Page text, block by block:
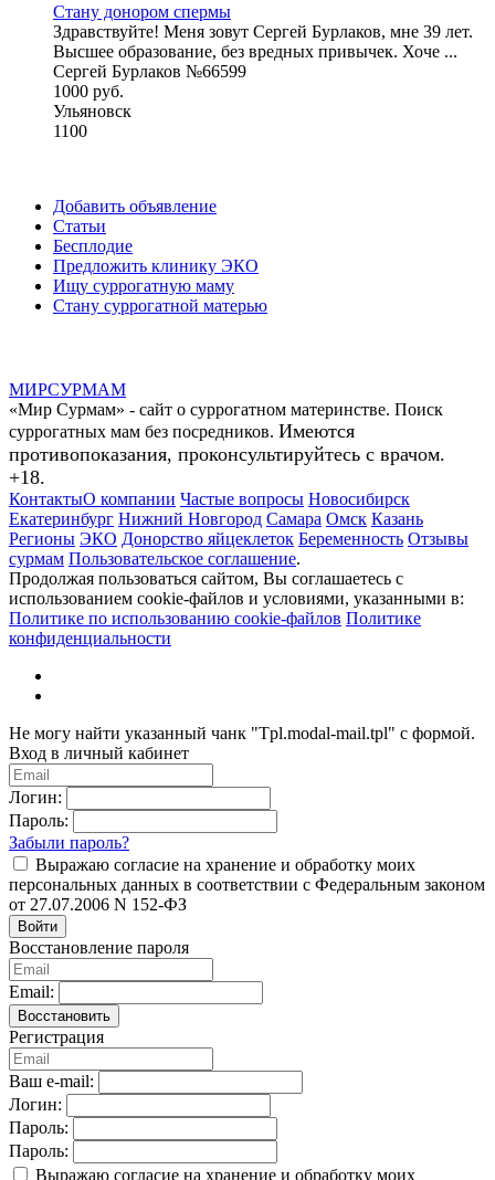
Стану донором спермы
Здравствуйте! Меня зовут Сергей Бурлаков, мне 39 лет.
Высшее образование, без вредных привычек. Хоче ...
Сергей Бурлаков №66599
1000 руб.
Ульяновск
1100
Добавить объявление
Статьи
Бесплодие
Предложить клинику ЭКО
Ищу суррогатную маму
Стану суррогатной матерью
МИРСУРМАМ
«Мир Сурмам» - сайт о суррогатном материнстве. Поиск
суррогатных мам без посредников. Имеются
противопоказания, проконсультируйтесь с врачом.
+18.
КонтактыО компании Частые вопросы Новосибирск
Екатеринбург Нижний Новгород Самара Омск Казань
Регионы ЭКО Донорство яйцеклеток Беременность Отзывы
сурмам Пользовательское соглашение.
Продолжая пользоваться сайтом, Вы соглашаетесь с
использованием cookie-файлов и условиями, указанными в:
Политике по использованию cookie-файлов Политике
конфиденциальности
Не могу найти указанный чанк "Tpl.modal-mail.tpl" с формой.
Вход в личный кабинет
Логин:
Пароль:
Забыли пароль?
Выражаю согласие на хранение и обработку моих
персональных данных в соответствии с Федеральным законом
от 27.07.2006 N 152-ФЗ
Войти
Восстановление пароля
Email:
Восстановить
Регистрация
Ваш e-mail:
Логин:
Пароль:
Пароль:
Выражаю согласие на хранение и обработку моих